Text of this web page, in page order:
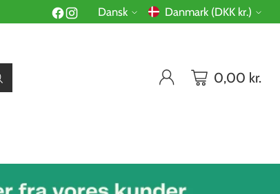
Sprog
Dansk
Valuta
Danmark (DKK kr.)
0,00 kr.